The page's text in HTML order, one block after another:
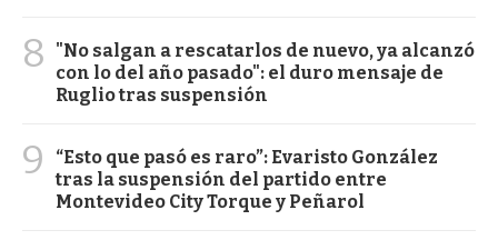
8
"No salgan a rescatarlos de nuevo, ya alcanzó
con lo del año pasado": el duro mensaje de
Ruglio tras suspensión
9
“Esto que pasó es raro”: Evaristo González
tras la suspensión del partido entre
Montevideo City Torque y Peñarol